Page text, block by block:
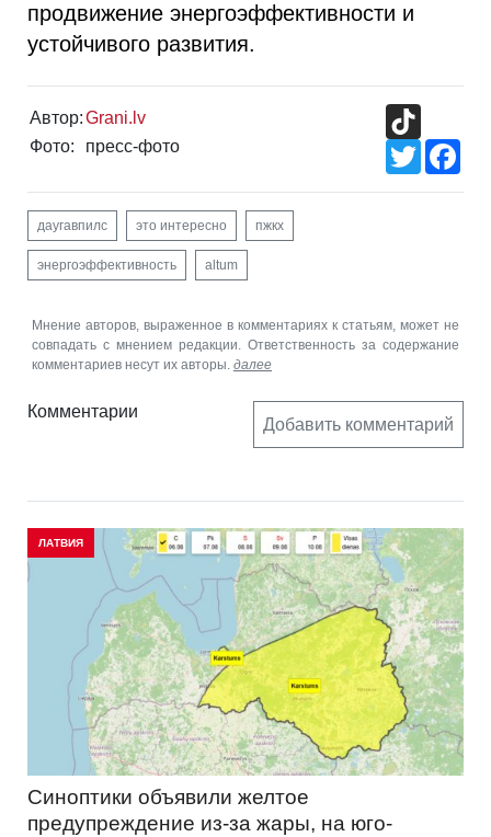
продвижение энергоэффективности и
устойчивого развития.
Автор:Grani.lv
Фото:
пресс-фото
Twitter
даугавпилс это интересно пжкх
энергоэффективность altum
Мнение авторов, выраженное в комментариях к статьям, может не
совпадать с мнением редакции. Ответственность за содержание
комментариев несут их авторы. далее
Комментарии
Добавить комментарий
ЛАТВИЯ
Синоптики объявили желтое
предупреждение из-за жары, на юго-